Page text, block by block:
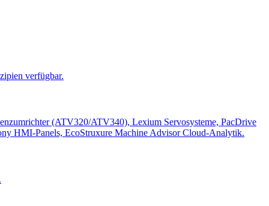
verfügbar.
(ATV320/ATV340), Lexium Servosysteme, PacDrive
HMI-Panels, EcoStruxure Machine Advisor Cloud-Analytik.